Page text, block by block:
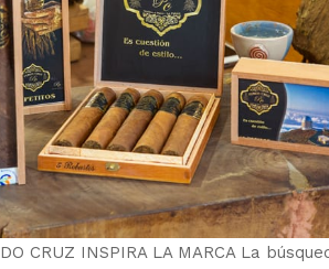
CRUZ INSPIRA LA MARCA La